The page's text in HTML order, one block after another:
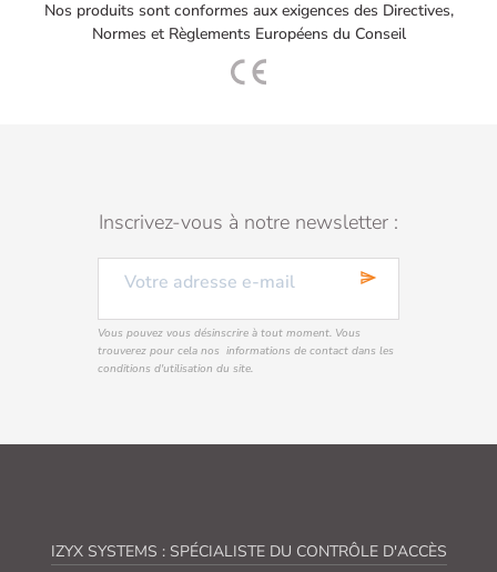
Nos produits sont conformes aux exigences des Directives,
Normes et Règlements Européens du Conseil
Inscrivez-vous à notre newsletter :
send
Vous pouvez vous désinscrire à tout moment. Vous
trouverez pour cela nos informations de contact dans les
conditions d'utilisation du site.
IZYX SYSTEMS : SPÉCIALISTE DU CONTRÔLE D'ACCÈS